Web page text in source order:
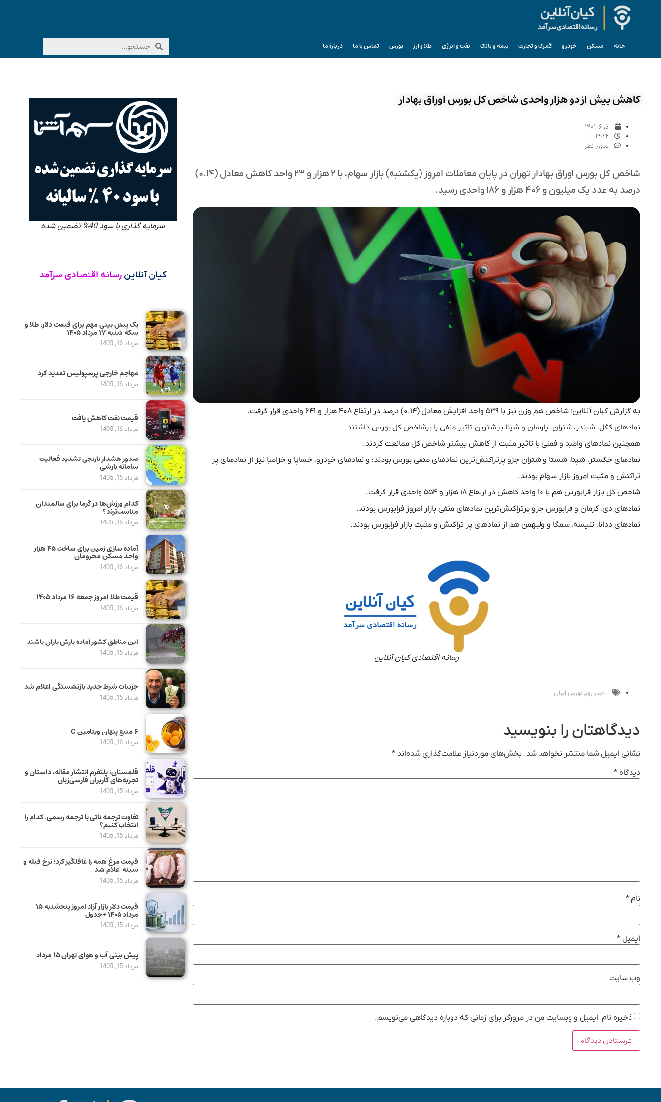
خانه مسکن خودرو گمرک و تجارت بیمه و بانک نفت و انرژی طلا و ارز بورس تماس با ما دربارۀ ما
کاهش بیش از دو هزار واحدی شاخص کل بورس اوراق بهادار
آذر ۶, ۱۴۰۱
۱۳:۴۲
بدون نظر
شاخص کل بورس اوراق بهادار تهران در پایان معاملات امروز (یکشنبه) بازار سهام، با ۲ هزار و ۲۳ واحد کاهش معادل (۰.۱۴)
درصد به عدد یک میلیون و ۴۰۶ هزار و ۱۸۶ واحدی رسید.
به گزارش کیان آنلاین؛ شاخص هم وزن نیز با ۵۳۹ واحد افزایش معادل (۰.۱۴) درصد در ارتفاع ۴۰۸ هزار و ۶۴۱ واحدی قرار گرفت.
نماد‌های کگل، شبندر، شتران، پارسان و شپنا بیشترین تاثیر منفی را برشاخص کل بورس داشتند.
همچنین نماد‌های وامید و فملی با تاثیر مثبت از کاهش بیشتر شاخص کل ممانعت کردند.
نماد‌های خگستر، شپنا، شستا و شتران جزو پرتراکنش‌ترین نماد‌های منفی بورس بودند؛ و نماد‌های خودرو، خساپا و خزامیا نیز از نماد‌های پر
تراکنش و مثبت امروز بازار سهام بودند.
شاخص کل بازار فرابورس هم با ۱۰ واحد کاهش در ارتفاع ۱۸ هزار و ۵۵۴ واحدی قرار گرفت.
نماد‌های دی، کرمان و فرابورس جزو پرتراکنش‌ترین نماد‌های منفی بازار امروز فرابورس بودند.
نماد‌های ددانا، تلیسه، سمگا و ولبهمن هم از نماد‌های پر تراکنش و مثبت بازار فرابورس بودند.
رسانه اقتصادی کیان آنلاین
اخبار روز,بورس ایران
دیدگاهتان را بنویسید
نشانی ایمیل شما منتشر نخواهد شد. بخش‌های موردنیاز علامت‌گذاری شده‌اند *
دیدگاه *
نام *
ایمیل *
وب‌ سایت
ذخیره نام، ایمیل و وبسایت من در مرورگر برای زمانی که دوباره دیدگاهی می‌نویسم.
سرمایه گذاری با سود 40% تضمین شده
کیان آنلاین رسانه اقتصادی سرآمد
یک پیش ‌بینی مهم برای قیمت دلار، طلا و
سکه شنبه ۱۷ مرداد ۱۴۰۵
مرداد 16, 1405
مهاجم خارجی پرسپولیس تمدید کرد
مرداد 16, 1405
قیمت نفت کاهش یافت
مرداد 16, 1405
صدور هشدار نارنجی تشدید فعالیت
سامانه بارشی
مرداد 16, 1405
کدام ورزش‌ها در گرما برای سالمندان
مناسب‌ترند؟
مرداد 16, 1405
آماده سازی زمین برای ساخت ۴۵ هزار
واحد مسکن محرومان
مرداد 16, 1405
قیمت طلا امروز جمعه ۱۶ مرداد ۱۴۰۵
مرداد 16, 1405
این مناطق کشور آماده بارش باران باشند
مرداد 16, 1405
جزئیات شرط جدید بازنشستگی اعلام شد
مرداد 16, 1405
۶ منبع پنهان ویتامین C
مرداد 16, 1405
قلمستان؛ پلتفرم انتشار مقاله، داستان و
تجربه‌های کاربران فارسی‌زبان
مرداد 15, 1405
تفاوت ترجمه ناتی با ترجمه رسمی. کدام را
انتخاب کنیم؟
مرداد 15, 1405
قیمت مرغ همه را غافلگیر کرد؛ نرخ فیله و
سینه اعلام شد
مرداد 15, 1405
قیمت دلار بازار آزاد امروز پنجشنبه ۱۵
مرداد ۱۴۰۵ +جدول
مرداد 15, 1405
پیش بینی آب و هوای تهران ۱۵ مرداد
مرداد 15, 1405